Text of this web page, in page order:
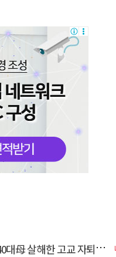
고교 자퇴생, 구속 기로에